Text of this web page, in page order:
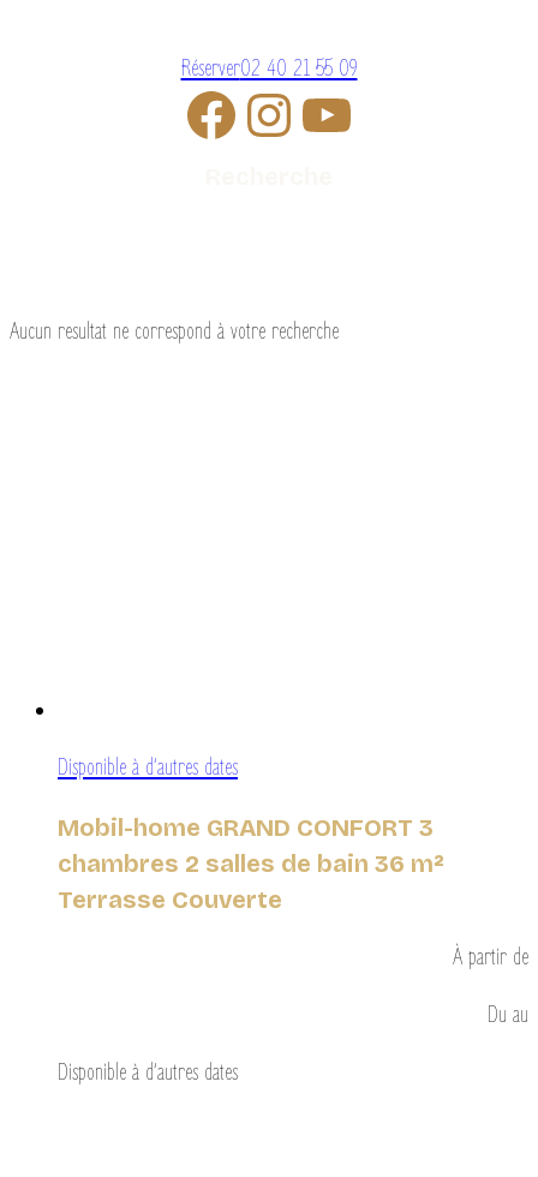
Réserver02 40 21 55 09
Aucun resultat ne correspond à votre recherche
Disponible à d’autres dates
Mobil-home GRAND CONFORT 3
chambres 2 salles de bain 36 m²
Terrasse Couverte
À partir de
Du au
Disponible à d’autres dates